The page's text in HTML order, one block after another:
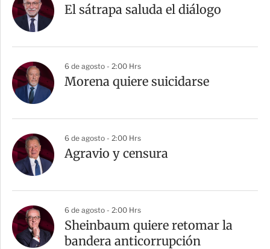
El sátrapa saluda el diálogo
6 de agosto - 2:00 Hrs
Morena quiere suicidarse
6 de agosto - 2:00 Hrs
Agravio y censura
6 de agosto - 2:00 Hrs
Sheinbaum quiere retomar la
bandera anticorrupción